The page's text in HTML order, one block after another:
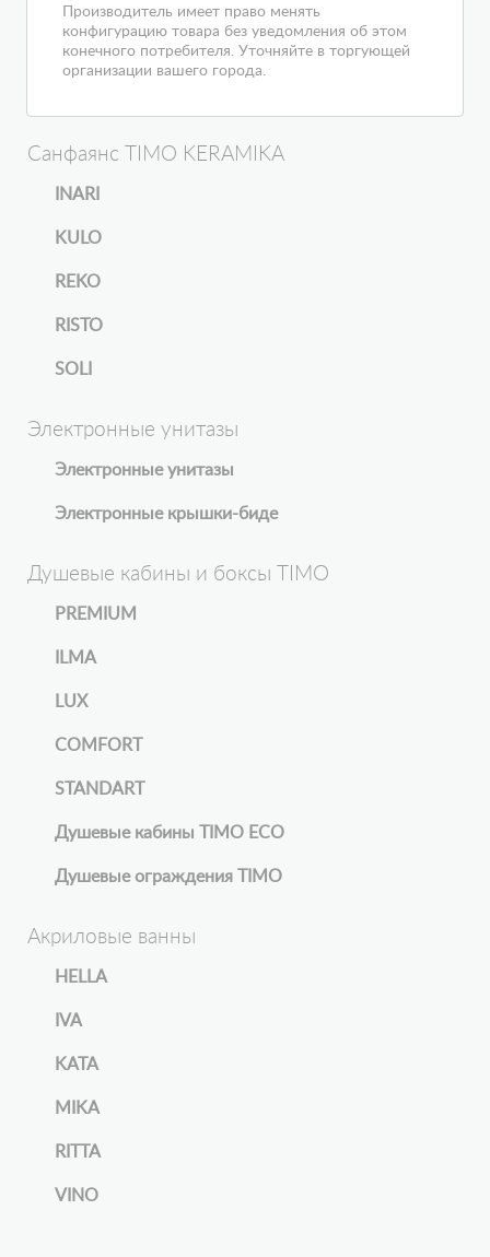
Производитель имеет право менять
конфигурацию товара без уведомления об этом
конечного потребителя. Уточняйте в торгующей
организации вашего города.
Санфаянс TIMO KERAMIKA
INARI
KULO
REKO
RISTO
SOLI
Электронные унитазы
Электронные унитазы
Электронные крышки-биде
Душевые кабины и боксы TIMO
PREMIUM
ILMA
LUX
COMFORT
STANDART
Душевые кабины TIMO ECO
Душевые ограждения TIMO
Акриловые ванны
HELLA
IVA
KATA
MIKA
RITTA
VINO